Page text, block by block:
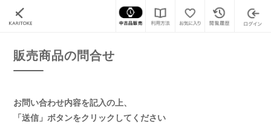
カリトケ 販売商品の問合せ
販売商品の問合せ
お問い合わせ内容を記入の上、
「送信」ボタンをクリックしてください